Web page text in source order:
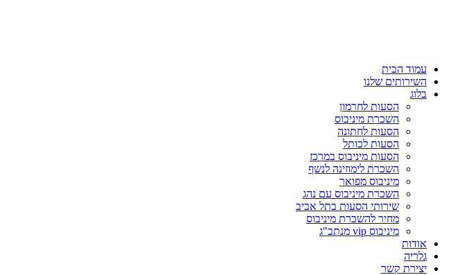
עמוד הבית
השירותים שלנו
בלוג
הסעות לחרמון
השכרת מיניבוס
הסעות לחתונה
הסעות לכותל
הסעות מיניבוס במרכז
השכרת לימוזינה לנשף
מיניבוס מפואר
השכרת מיניבוס עם נהג
שירותי הסעות בתל אביב
מחיר להשכרת מיניבוס
מיניבוס vip מנתב"ג
אודות
גלריה
יצירת קשר